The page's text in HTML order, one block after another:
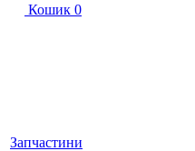
Кошик 0
Запчастини